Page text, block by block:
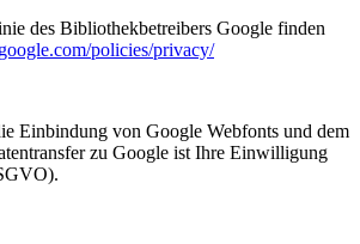
des Bibliothekbetreibers Google finden
policies/privacy/
Einbindung von Google Webfonts und dem
zu Google ist Ihre Einwilligung